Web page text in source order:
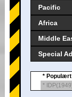
Pacific
Africa
Middle
Special
* Populært
*